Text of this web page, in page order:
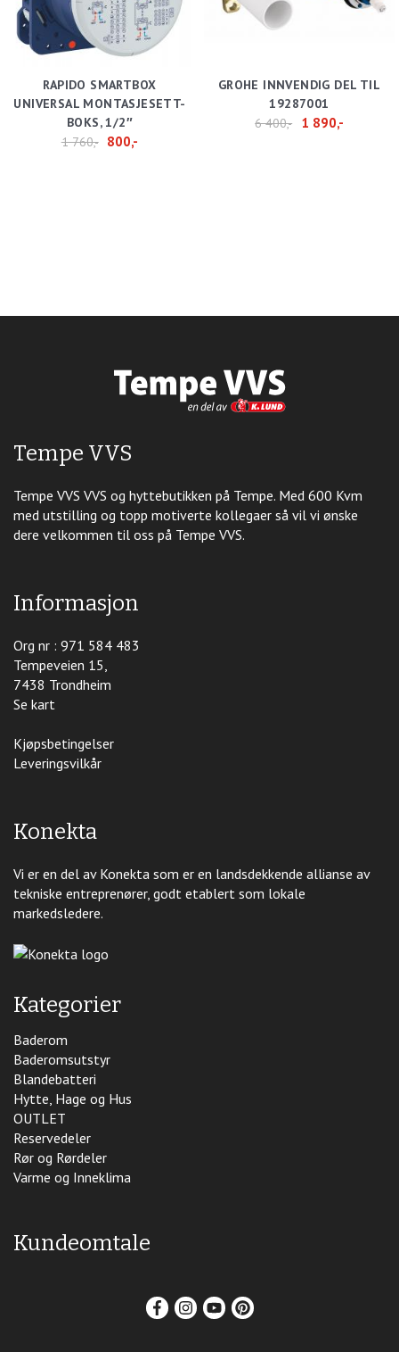
RAPIDO SMARTBOX
UNIVERSAL MONTASJESETT-
BOKS, 1/2″
1 760,- 800,-
GROHE INNVENDIG DEL TIL
19287001
6 400,-
1 890,-
Tempe VVS
Tempe VVS VVS og hyttebutikken på Tempe. Med 600 Kvm
med utstilling og topp motiverte kollegaer så vil vi ønske
dere velkommen til oss på Tempe VVS.
Informasjon
Org nr : 971 584 483
Tempeveien 15,
7438 Trondheim
Se kart
Kjøpsbetingelser
Leveringsvilkår
Konekta
Vi er en del av Konekta som er en landsdekkende allianse av
tekniske entreprenører, godt etablert som lokale
markedsledere.
Kategorier
Baderom
Baderomsutstyr
Blandebatteri
Hytte, Hage og Hus
OUTLET
Reservedeler
Rør og Rørdeler
Varme og Inneklima
Kundeomtale